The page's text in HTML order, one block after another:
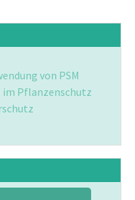
von PSM
im Pflanzenschutz